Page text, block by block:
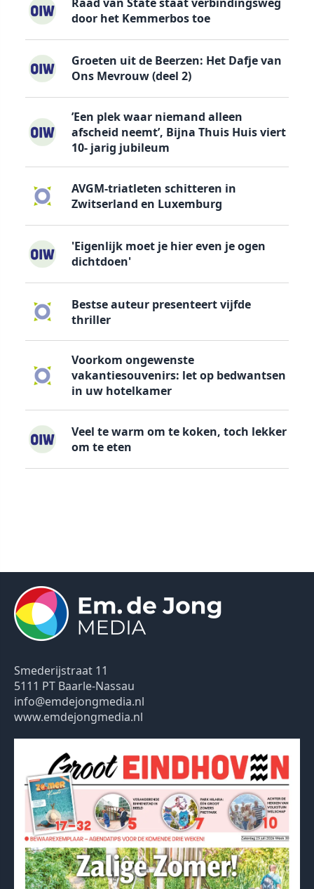
door het Kemmerbos toe
Groeten uit de Beerzen: Het Dafje van
Ons Mevrouw (deel 2)
’Een plek waar niemand alleen
afscheid neemt’, Bijna Thuis Huis viert
10- jarig jubileum
AVGM-triatleten schitteren in
Zwitserland en Luxemburg
'Eigenlijk moet je hier even je ogen
dichtdoen'
Bestse auteur presenteert vijfde
thriller
Voorkom ongewenste
vakantiesouvenirs: let op bedwantsen
in uw hotelkamer
Veel te warm om te koken, toch lekker
om te eten
Smederijstraat 11
5111 PT Baarle-Nassau
info@emdejongmedia.nl
www.emdejongmedia.nl